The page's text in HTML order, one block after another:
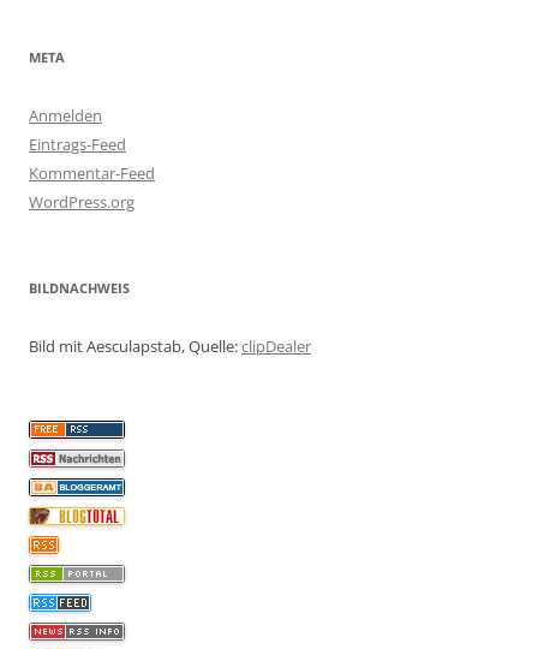
META
Anmelden
Eintrags-Feed
Kommentar-Feed
WordPress.org
BILDNACHWEIS
Bild mit Aesculapstab, Quelle:clipDealer